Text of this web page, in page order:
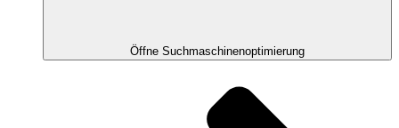
Öffne Suchmaschinenoptimierung